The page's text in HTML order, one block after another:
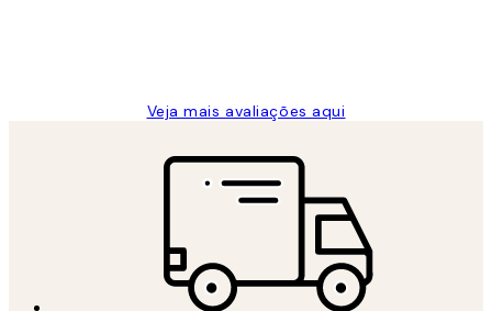
Veja mais avaliações aqui